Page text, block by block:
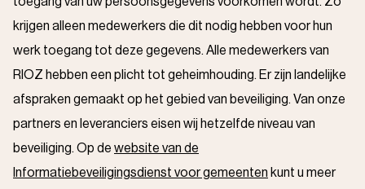
krijgen alleen medewerkers die dit nodig hebben voor hun
werk toegang tot deze gegevens. Alle medewerkers van
RIOZ hebben een plicht tot geheimhouding. Er zijn landelijke
afspraken gemaakt op het gebied van beveiliging. Van onze
partners en leveranciers eisen wij hetzelfde niveau van
beveiliging. Op de website van de
Informatiebeveiligingsdienst voor gemeenten kunt u meer